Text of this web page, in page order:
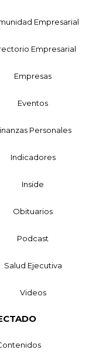
Empresarial
Empresarial
Empresas
Eventos
Personales
Indicadores
Inside
Obituarios
Podcast
Salud Ejecutiva
Videos